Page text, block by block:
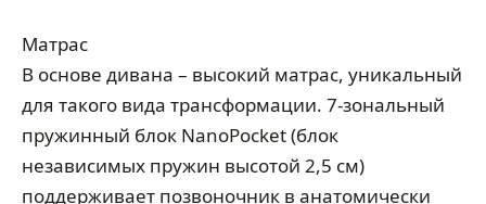
Матрас
В основе дивана – высокий матрас, уникальный
для такого вида трансформации. 7-зональный
пружинный блок NanoPocket (блок
независимых пружин высотой 2,5 см)
поддерживает позвоночник в анатомически